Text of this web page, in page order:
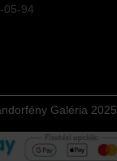
05-94
Galéria 2025